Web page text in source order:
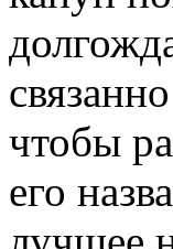
чтобы
его